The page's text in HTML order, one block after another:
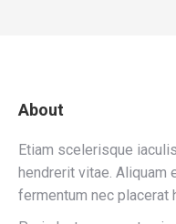
About
Etiam scelerisque
hendrerit vitae. Aliquam
fermentum nec placerat